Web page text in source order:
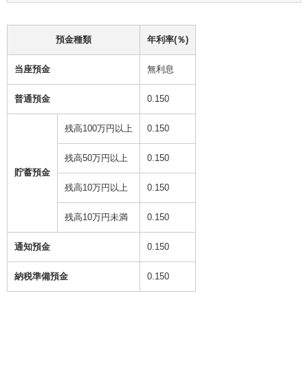
預金種類 年利率(％)
当座預金 無利息
普通預金 0.150
貯蓄預金
残高100万円以上 0.150
残高50万円以上 0.150
残高10万円以上 0.150
残高10万円未満 0.150
通知預金 0.150
納税準備預金 0.150